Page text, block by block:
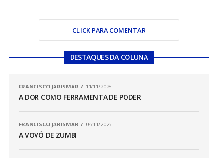
CLICK PARA COMENTAR
DESTAQUES DA COLUNA
FRANCISCO JARISMAR 11/11/2025
A DOR COMO FERRAMENTA DE PODER
FRANCISCO JARISMAR 04/11/2025
A VOVÓ DE ZUMBI